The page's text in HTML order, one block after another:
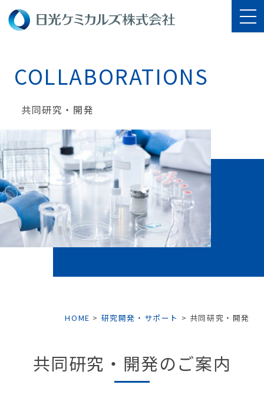
COLLABORATIONS
共同研究・開発
HOME > 研究開発・サポート > 共同研究・開発
共同研究・開発のご案内